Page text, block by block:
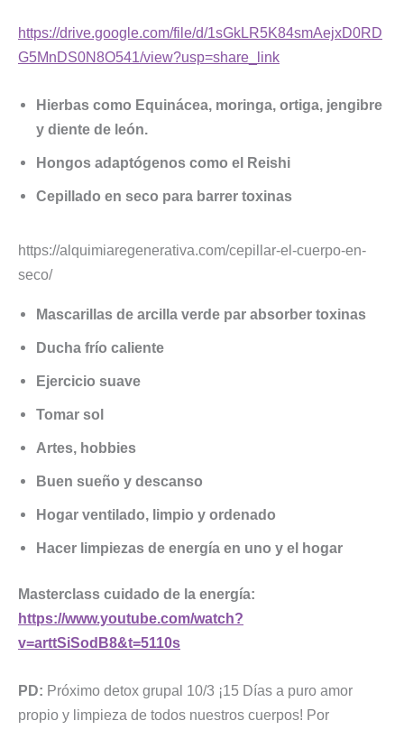
https://drive.google.com/file/d/1sGkLR5K84smAejxD0RD
G5MnDS0N8O541/view?usp=share_link
Hierbas como Equinácea, moringa, ortiga, jengibre
y diente de león.
Hongos adaptógenos como el Reishi
Cepillado en seco para barrer toxinas
https://alquimiaregenerativa.com/cepillar-el-cuerpo-en-
seco/
Mascarillas de arcilla verde par absorber toxinas
Ducha frío caliente
Ejercicio suave
Tomar sol
Artes, hobbies
Buen sueño y descanso
Hogar ventilado, limpio y ordenado
Hacer limpiezas de energía en uno y el hogar
Masterclass cuidado de la energía:
https://www.youtube.com/watch?
v=arttSiSodB8&t=5110s
PD: Próximo detox grupal 10/3 ¡15 Días a puro amor
propio y limpieza de todos nuestros cuerpos! Por